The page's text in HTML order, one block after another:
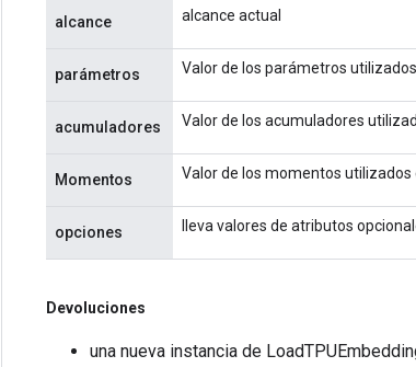
alcance alcance actual
parámetros Valor de los parámetros
acumuladores Valor de los acumuladores
Momentos Valor de los momentos
opciones lleva valores de atributos
Devoluciones
una nueva instancia de